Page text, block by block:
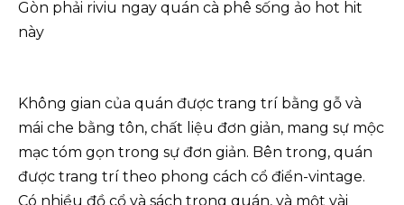
Gòn phải riviu ngay quán cà phê sống ảo hot hit
này
Không gian của quán được trang trí bằng gỗ và
mái che bằng tôn, chất liệu đơn giản, mang sự mộc
mạc tóm gọn trong sự đơn giản. Bên trong, quán
được trang trí theo phong cách cổ điển-vintage.
Có nhiều đồ cổ và sách trong quán, và một vài